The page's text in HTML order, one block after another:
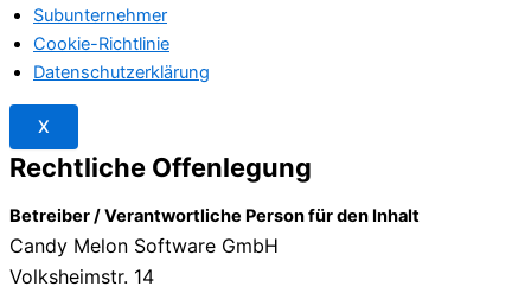
Subunternehmer
Cookie-Richtlinie
Datenschutzerklärung
X
Rechtliche Offenlegung
Betreiber / Verantwortliche Person für den Inhalt
Candy Melon Software GmbH
Volksheimstr. 14